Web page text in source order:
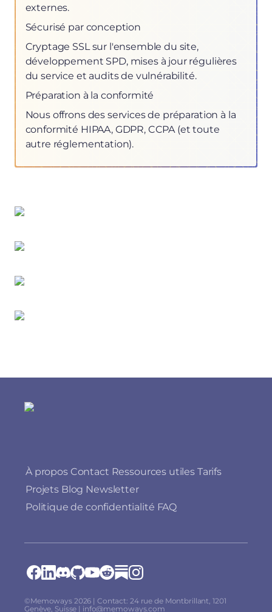
externes.
Sécurisé par conception
Cryptage SSL sur l'ensemble du site,
développement SPD, mises à jour régulières
du service et audits de vulnérabilité.
Préparation à la conformité
Nous offrons des services de préparation à la
conformité HIPAA, GDPR, CCPA (et toute
autre réglementation).
À propos Contact Ressources utiles Tarifs
Projets Blog Newsletter
Politique de confidentialité FAQ
©Memoways 2026 | Contact: 24 rue de Montbrillant, 1201
Genève, Suisse | info@memoways.com